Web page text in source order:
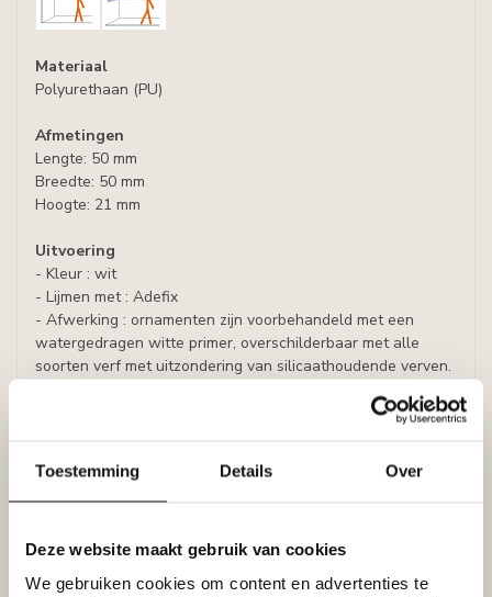
Toestemming Details Over
Deze website maakt gebruik van cookies
We gebruiken cookies om content en advertenties te
Materiaal
Polyurethaan (PU)
Afmetingen
Lengte: 50 mm
Breedte: 50 mm
Hoogte: 21 mm
Uitvoering
- Kleur : wit
- Lijmen met : Adefix
- Afwerking : ornamenten zijn voorbehandeld met een
watergedragen witte primer, overschilderbaar met alle
soorten verf met uitzondering van silicaathoudende verven.
Folder Art Decor / Arxat ornamenten
Reviews
Tags